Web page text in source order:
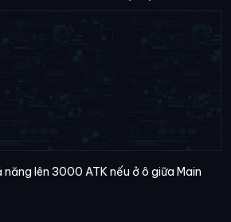
năng lên 3000 ATK nếu ở ô giữa Main